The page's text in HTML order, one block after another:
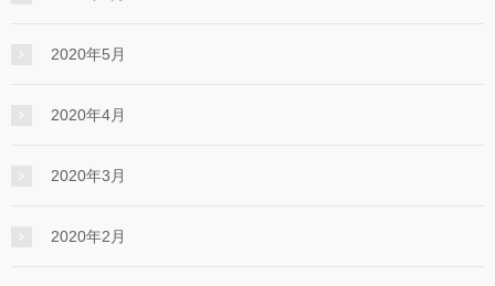
2020年5月
2020年4月
2020年3月
2020年2月